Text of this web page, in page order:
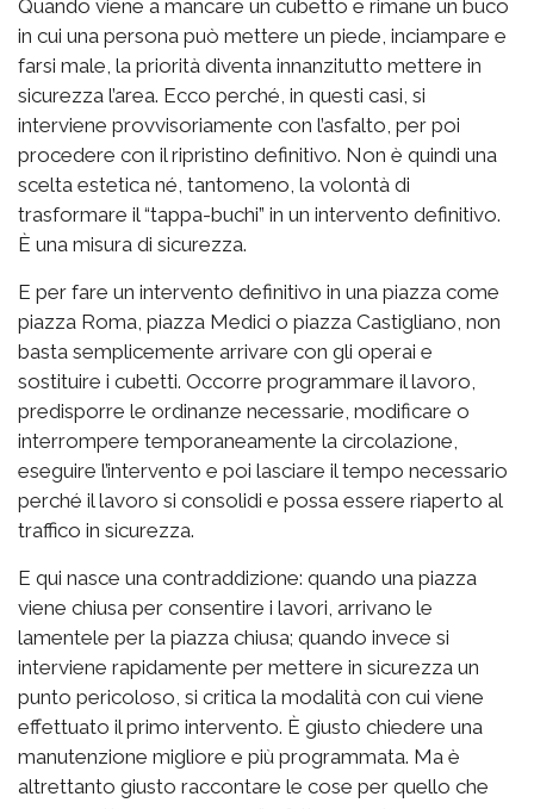
Quando viene a mancare un cubetto e rimane un buco
in cui una persona può mettere un piede, inciampare e
farsi male, la priorità diventa innanzitutto mettere in
sicurezza l’area. Ecco perché, in questi casi, si
interviene provvisoriamente con l’asfalto, per poi
procedere con il ripristino definitivo. Non è quindi una
scelta estetica né, tantomeno, la volontà di
trasformare il “tappa-buchi” in un intervento definitivo.
È una misura di sicurezza.
E per fare un intervento definitivo in una piazza come
piazza Roma, piazza Medici o piazza Castigliano, non
basta semplicemente arrivare con gli operai e
sostituire i cubetti. Occorre programmare il lavoro,
predisporre le ordinanze necessarie, modificare o
interrompere temporaneamente la circolazione,
eseguire l’intervento e poi lasciare il tempo necessario
perché il lavoro si consolidi e possa essere riaperto al
traffico in sicurezza.
E qui nasce una contraddizione: quando una piazza
viene chiusa per consentire i lavori, arrivano le
lamentele per la piazza chiusa; quando invece si
interviene rapidamente per mettere in sicurezza un
punto pericoloso, si critica la modalità con cui viene
effettuato il primo intervento. È giusto chiedere una
manutenzione migliore e più programmata. Ma è
altrettanto giusto raccontare le cose per quello che